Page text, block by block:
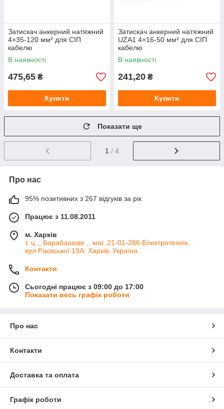
Затискач анкерний натяжний
4×35-120 мм² для СІП
кабелю
В наявності
475,65 ₴
Купити
Затискач анкерний натяжний
UZA1 4×16-50 мм² для СІП
кабелю
В наявності
241,20 ₴
Купити
Показати ще
1 / 4
Про нас
95% позитивних з 267 відгуків за рік
Працює з 11.08.2011
м. Харків
т. ц ,, Барабашово ,, маг. 21-01-286 Електротехнік,
вул.Раєвської 19А, Харків, Україна
Контакти
Сьогодні працює з 09:00 до 17:00
Показати весь графік роботи
Про нас
Контакти
Доставка та оплата
Графік роботи